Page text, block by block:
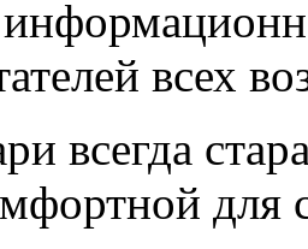
всех
всегда
для